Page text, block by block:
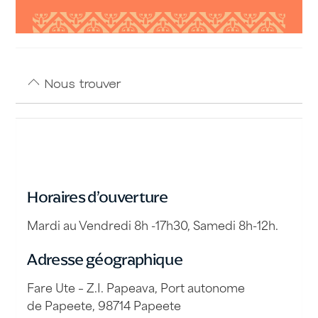
Nous trouver
Horaires d’ouverture
Mardi au Vendredi 8h -17h30, Samedi 8h-12h.
Adresse géographique
Fare Ute – Z.I. Papeava, Port autonome
de Papeete, 98714 Papeete